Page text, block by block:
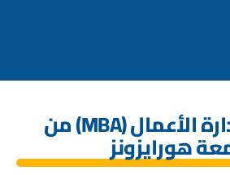
ماجستير إدارة الأعمال (MBA) من
هورايزونز